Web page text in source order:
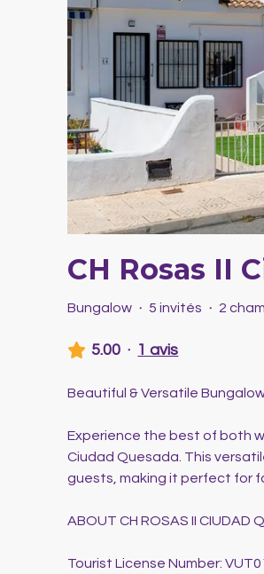
CH Rosas II
Bungalow · 5 invités · 2
5.00 · 1 avis
Beautiful & Versatile
Experience the best of both
Ciudad Quesada. This
guests, making it perfect for
ABOUT CH ROSAS II CIUDAD
Tourist License Number: